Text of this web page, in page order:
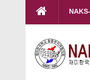
본문으로 바로가기